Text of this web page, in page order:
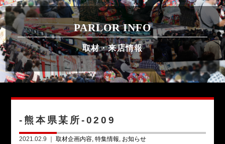
PARLOR INFO
取材・来店情報
-熊本県某所-0209
2021.02.9 ｜取材企画内容 特集情報 お知らせ